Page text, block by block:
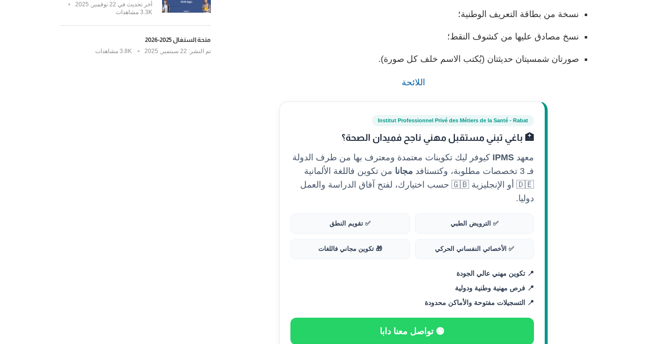
نسخة من بطاقة التعريف الوطنية؛
نسخ مصادق عليها من كشوف النقط؛
صورتان شمسيتان حديثتان (يُكتب الاسم خلف كل صورة).
اللائحة
Institut Professionnel Privé des Métiers de la Santé - Rabat
🏥 باغي تبني مستقبل مهني ناجح فميدان الصحة؟
معهد IPMS كيوفر ليك تكوينات معتمدة ومعترف بها من طرف الدولة
فـ 3 تخصصات مطلوبة، وكتستافد
مجانا من تكوين فاللغة الألمانية
🇩🇪 أو الإنجليزية 🇬🇧 حسب اختيارك، لفتح آفاق الدراسة والعمل
دوليا.
✅ الترويض الطبي ✅ تقويم النطق
✅ الأخصائي النفساني الحركي 🎁 تكوين مجاني فاللغات
📍 تكوين مهني عالي الجودة
📍 فرص مهنية وطنية ودولية
📍 التسجيلات مفتوحة والأماكن محدودة
🟢 تواصل معنا دابا
آخر تحديث في
3.3K مشاهدات
منحة السنغال 2025-2026
تم النشر: 3.8K مشاهدات